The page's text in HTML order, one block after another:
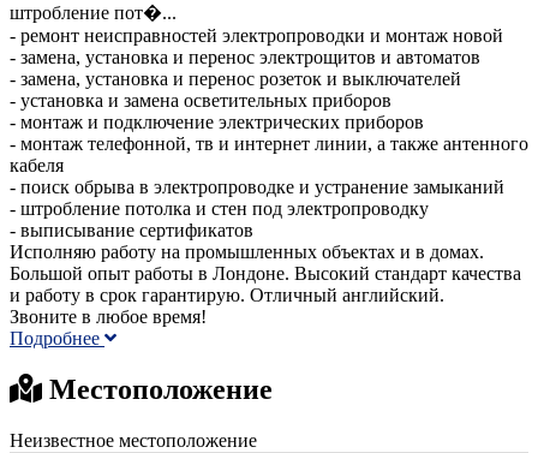
штробление пот�...
- ремонт неисправностей электропроводки и монтаж новой
- замена, установка и перенос электрощитов и автоматов
- замена, установка и перенос розеток и выключателей
- установка и замена осветительных приборов
- монтаж и подключение электрических приборов
- монтаж телефонной, тв и интернет линии, а также антенного
кабеля
- поиск обрыва в электропроводке и устранение замыканий
- штробление потолка и стен под электропроводку
- выписывание сертификатов
Исполняю работу на промышленных объектах и в домах.
Большой опыт работы в Лондоне. Высокий стандарт качества
и работу в срок гарантирую. Отличный английский.
Звоните в любое время!
Подробнее
Местоположение
Неизвестное местоположение